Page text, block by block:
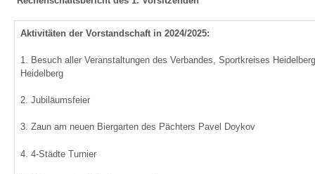
Aktivitäten der Vorstandschaft in 2024/2025:
1. Besuch aller Veranstaltungen des Verbandes, Sportkreises
Heidelberg
2. Jubiläumsfeier
3. Zaun am neuen Biergarten des Pächters Pavel Doykov
4. 4-Städte Turnier